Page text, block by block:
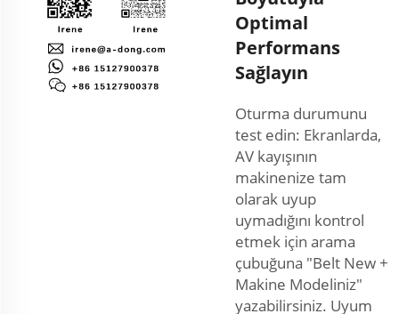
Optimal
Performans
Sağlayın
Oturma durumunu
test edin: Ekranlarda,
AV kayışının
makinenize tam
olarak uyup
uymadığını kontrol
etmek için arama
çubuğuna "Belt New +
Makine Modeliniz"
yazabilirsiniz. Uyum